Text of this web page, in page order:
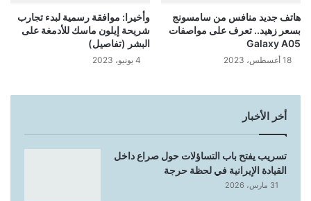
هاتف جديد منافس من سامسونج
بسعر زهيد.. تعرف على مواصفات
Galaxy A05
18 أغسطس، 2023
وأخيرا: موافقة رسمية لبدء تجارب
شريحة إيلون ماسك للأدمغة على
البشر (تفاصيل)
4 يونيو، 2023
أخر الأخبار
تسريب يفتح باب التساؤلات حول صراع داخل
القيادة الإيرانية في لحظة حرجة
31 مارس، 2026